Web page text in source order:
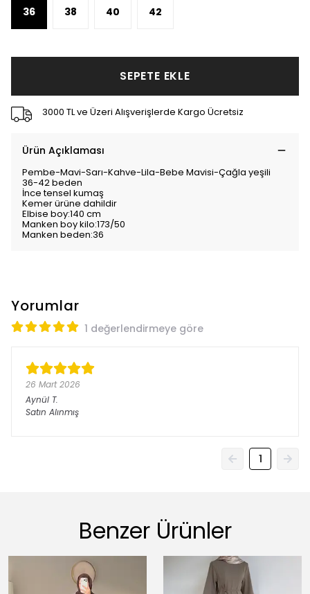
36 38 40 42
SEPETE EKLE
3000 TL ve Üzeri Alışverişlerde Kargo Ücretsiz
Ürün Açıklaması
Pembe-Mavi-Sarı-Kahve-Lila-Bebe Mavisi-Çağla yeşili
36-42 beden
İnce tensel kumaş
Kemer ürüne dahildir
Elbise boy:140 cm
Manken boy kilo:173/50
Manken beden:36
Yorumlar
1 değerlendirmeye göre
26 Mart 2026
Aynül T.
Satın Alınmış
1
Benzer Ürünler